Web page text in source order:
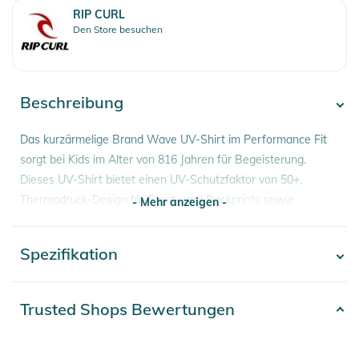
RIP CURL
Den Store besuchen
Beschreibung
Das kurzärmelige Brand Wave UV-Shirt im Performance Fit
sorgt bei Kids im Alter von 816 Jahren für Begeisterung.
Dieses UV-Shirt bietet einen UV-Schutzfaktor von 50+,
Thermodruck-Design für Front- und Backprints sowie
einen bequemen und sicheren Tragekomfort beim Surfen und
Schwimmen.
Eigenschaften:
- Mehr anzeigen -
Spezifikation
Trusted Shops Bewertungen